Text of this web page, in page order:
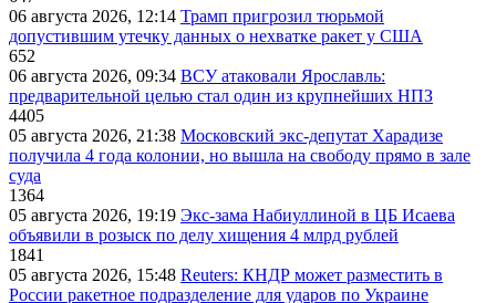
06 августа 2026, 12:14 Трамп пригрозил тюрьмой
допустившим утечку данных о нехватке ракет у США
652
06 августа 2026, 09:34 ВСУ атаковали Ярославль:
предварительной целью стал один из крупнейших НПЗ
4405
05 августа 2026, 21:38 Московский экс-депутат Харадизе
получила 4 года колонии, но вышла на свободу прямо в зале
суда
1364
05 августа 2026, 19:19 Экс-зама Набиуллиной в ЦБ Исаева
объявили в розыск по делу хищения 4 млрд рублей
1841
05 августа 2026, 15:48 Reuters: КНДР может разместить в
России ракетное подразделение для ударов по Украине